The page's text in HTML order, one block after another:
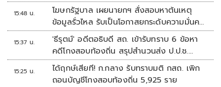
15:48 น.
โฆษกรัฐบาล เผยนายกฯ สั่งสอบหาต้นเหตุ
ข้อมูลรั่วไหล รับเป็นโอกาสยกระดับความมั่นคง
ปลอดภัยข้อมูลภาครัฐทั้งระบบ
15:37 น.
'ธีรุตม์' อดีตอธิบดี สถ. เข้ารับทราบ 6 ข้อหา
คดีโกงสอบท้องถิ่น สรุปสำนวนส่ง ป.ป.ช.
สัปดาห์หน้า
15:25 น.
ได้ฤกษ์เสียที! ก.กลาง รับทราบมติ กสถ. เพิก
ถอนบัญชีโกงสอบท้องถิ่น 5,925 ราย